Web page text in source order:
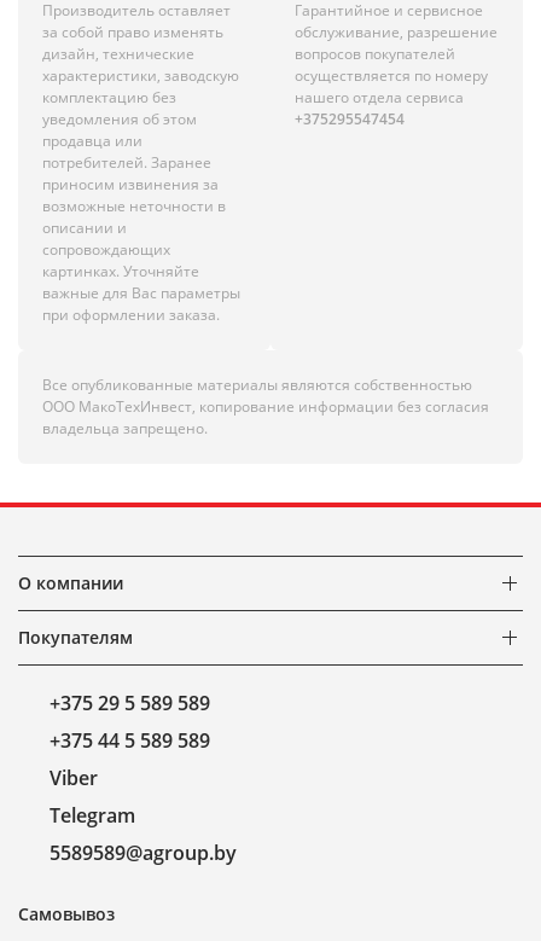
Производитель оставляет
за собой право изменять
дизайн, технические
характеристики, заводскую
комплектацию без
уведомления об этом
продавца или
потребителей. Заранее
приносим извинения за
возможные неточности в
описании и
сопровождающих
картинках. Уточняйте
важные для Вас параметры
при оформлении заказа.
Гарантийное и сервисное
обслуживание, разрешение
вопросов покупателей
осуществляется по номеру
нашего отдела сервиса
+375295547454
Все опубликованные материалы являются собственностью
ООО МакоТехИнвест, копирование информации без согласия
владельца запрещено.
О компании
Покупателям
+375 29 5 589 589
+375 44 5 589 589
Viber
Telegram
5589589@agroup.by
Самовывоз